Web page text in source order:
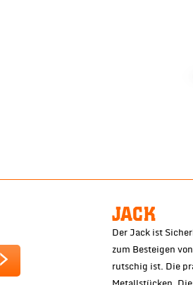
JACK
Der Jack ist
zum Besteigen
rutschig ist. Die